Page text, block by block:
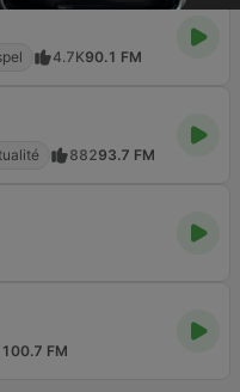
4.7K90.1 FM
88293.7 FM
100.7 FM